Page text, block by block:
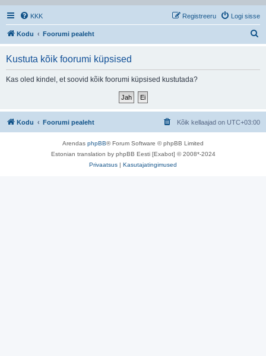
KKK Logi sisse
Registreeru
Kodu Foorumi pealeht
Kustuta kõik foorumi küpsised
Kas oled kindel, et soovid kõik foorumi küpsised kustutada?
Kodu Foorumi pealeht Kõik kellaajad on UTC+03:00
Arendas phpBB® Forum Software © phpBB Limited
Estonian translation by phpBB Eesti [Exabot] © 2008*-2024
Privaatsus | Kasutajatingimused